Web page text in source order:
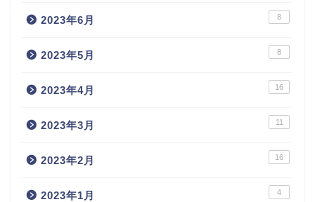
2023年6月 8
2023年5月 8
2023年4月 16
2023年3月 11
2023年2月 16
2023年1月 4